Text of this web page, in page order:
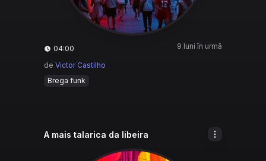
04:00 9 luni în urmă
de Victor Castilho
Brega funk
A mais talarica da libeira